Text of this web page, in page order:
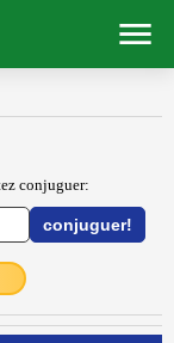
conjuguer: